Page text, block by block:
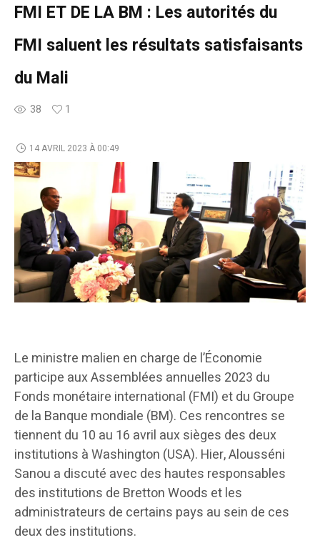
FMI ET DE LA BM : Les autorités du
FMI saluent les résultats satisfaisants
du Mali
38 1
14 AVRIL 2023 À 00:49
Le ministre malien en charge de l’Économie
participe aux Assemblées annuelles 2023 du
Fonds monétaire international (FMI) et du Groupe
de la Banque mondiale (BM). Ces rencontres se
tiennent du 10 au 16 avril aux sièges des deux
institutions à Washington (USA). Hier, Alousséni
Sanou a discuté avec des hautes responsables
des institutions de Bretton Woods et les
administrateurs de certains pays au sein de ces
deux des institutions.